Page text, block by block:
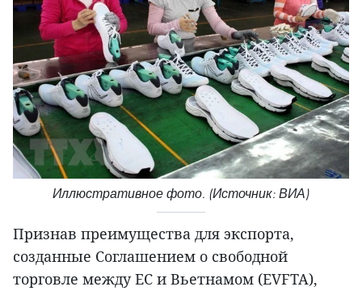
Иллюстративное фото. (Источник: ВИА)
Признав преимущества для экспорта,
созданные Соглашением о свободной
торговле между ЕС и Вьетнамом (EVFTA),